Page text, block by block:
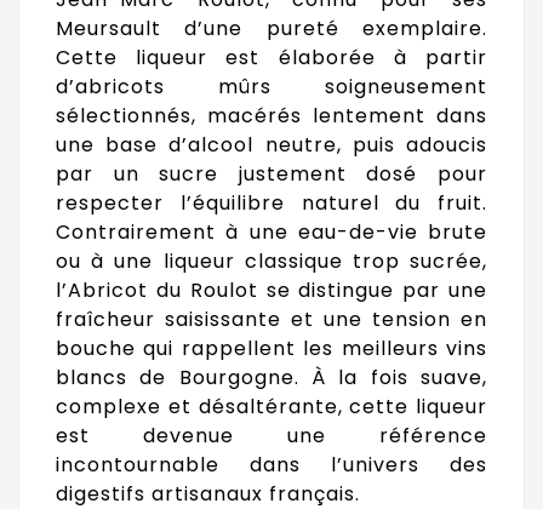
Meursault d’une pureté exemplaire.
Cette liqueur est élaborée à partir
d’abricots mûrs soigneusement
sélectionnés, macérés lentement dans
une base d’alcool neutre, puis adoucis
par un sucre justement dosé pour
respecter l’équilibre naturel du fruit.
Contrairement à une eau-de-vie brute
ou à une liqueur classique trop sucrée,
l’Abricot du Roulot se distingue par une
fraîcheur saisissante et une tension en
bouche qui rappellent les meilleurs vins
blancs de Bourgogne. À la fois suave,
complexe et désaltérante, cette liqueur
est devenue une référence
incontournable dans l’univers des
digestifs artisanaux français.